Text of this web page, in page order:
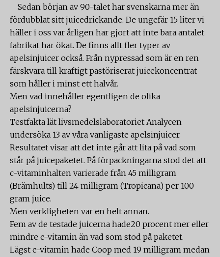
Sedan början av 90-talet har svenskarna mer än
fördubblat sitt juicedrickande. De ungefär 15 liter vi
häller i oss var årligen har gjort att inte bara antalet
fabrikat har ökat. De finns allt fler typer av
apelsinjuicer också. Från nypressad som är en ren
färskvara till kraftigt pastöriserat juicekoncentrat
som håller i minst ett halvår.
Men vad innehåller egentligen de olika
apelsinjuicerna?
Testfakta lät livsmedelslaboratoriet Analycen
undersöka 13 av våra vanligaste apelsinjuicer.
Resultatet visar att det inte går att lita på vad som
står på juicepaketet. På förpackningarna stod det att
c-vitaminhalten varierade från 45 milligram
(Brämhults) till 24 milligram (Tropicana) per 100
gram juice.
Men verkligheten var en helt annan.
Fem av de testade juicerna hade20 procent mer eller
mindre c-vitamin än vad som stod på paketet.
Lägst c-vitamin hade Coop med 19 milligram medan